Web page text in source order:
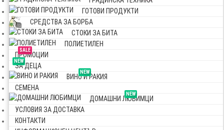
ГОТОВИ ПРОДУКТИ
СРЕДСТВА ЗА БОРБА
СТОКИ ЗА БИТА
ПОЛИЕТИЛЕН
SALE
ПРОМОЦИИ
NEW
ЗА ДЕЦА
NEW
ВИНО И РАКИЯ
СЕМЕНА
NEW
ДОМАШНИ ЛЮБИМЦИ
УСЛОВИЯ ЗА ДОСТАВКА
КОНТАКТИ